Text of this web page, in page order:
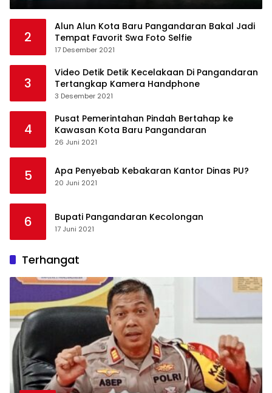
2
Alun Alun Kota Baru Pangandaran Bakal Jadi
Tempat Favorit Swa Foto Selfie
17 Desember 2021
3
Video Detik Detik Kecelakaan Di Pangandaran
Tertangkap Kamera Handphone
3 Desember 2021
4
Pusat Pemerintahan Pindah Bertahap ke
Kawasan Kota Baru Pangandaran
26 Juni 2021
5 Apa Penyebab Kebakaran Kantor Dinas PU?
20 Juni 2021
6 Bupati Pangandaran Kecolongan
17 Juni 2021
Terhangat